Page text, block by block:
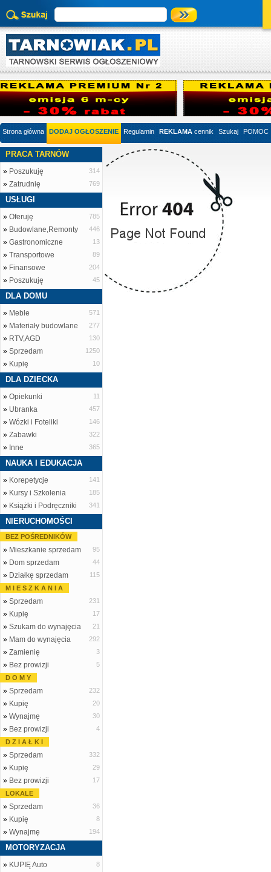
Strona główna DODAJ OGŁOSZENIE Regulamin REKLAMA cennik Szukaj POMOC
PRACA TARNÓW
» Poszukuję 314
» Zatrudnię 769
USŁUGI
» Oferuję 785
» Budowlane,Remonty 446
» Gastronomiczne 13
» Transportowe 89
» Finansowe 204
» Poszukuję 45
DLA DOMU
» Meble 571
» Materiały budowlane 277
» RTV,AGD 130
» Sprzedam 1250
» Kupię 10
DLA DZIECKA
» Opiekunki 11
» Ubranka 457
» Wózki i Foteliki 146
» Zabawki 322
» Inne 365
NAUKA I EDUKACJA
» Korepetycje 141
» Kursy i Szkolenia 185
» Książki i Podręczniki 341
NIERUCHOMOŚCI
BEZ POŚREDNIKÓW
» Mieszkanie sprzedam 95
» Dom sprzedam 44
» Działkę sprzedam
115
M I E S Z K A N I A
» Sprzedam 231
» Kupię 17
» Szukam do wynajęcia 21
» Mam do wynajęcia 292
» Zamienię 3
» Bez prowizji
5
D O M Y
» Sprzedam 232
» Kupię 20
» Wynajmę 30
» Bez prowizji
4
D Z I A Ł K I
» Sprzedam 332
» Kupię 29
» Bez prowizji
17
LOKALE
» Sprzedam 36
» Kupię 8
» Wynajmę 194
MOTORYZACJA
» KUPIĘ Auto 8